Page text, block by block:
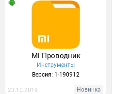
Mi Проводник
Инструменты
Версия: 1-190912
23.10.2019 Новинка